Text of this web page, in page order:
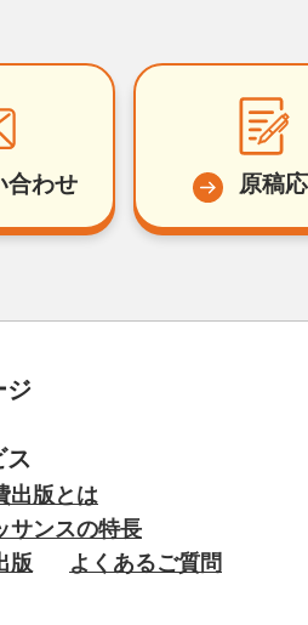
合わせ 原稿
ジ
ス
出版とは
サンスの特長
版
よくあるご質問